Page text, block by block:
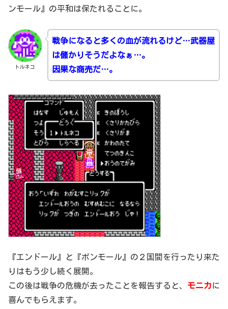
ンモール』の平和は保たれることに。
トルネコ
戦争になると多くの血が流れるけど…武器屋
は儲かりそうだよなぁ…。
因果な商売だ…。
『エンドール』と『ボンモール』の２国間を行ったり来た
りはもう少し続く展開。
この後は戦争の危機が去ったことを報告すると、 モニカに
喜んでもらえます。